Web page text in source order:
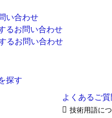
探す
よくあるご
技術用語に